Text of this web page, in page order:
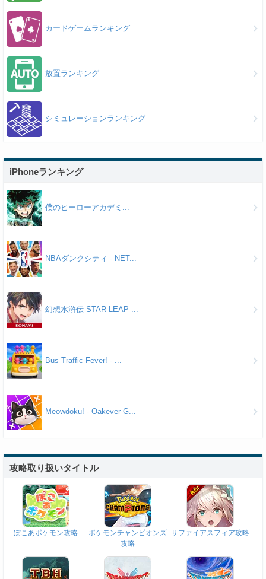
カードゲームランキング
放置ランキング
シミュレーションランキング
iPhoneランキング
僕のヒーローアカデミ...
NBAダンクシティ - NET...
幻想水滸伝 STAR LEAP ...
Bus Traffic Fever! - ...
Meowdoku! - Oakever G...
攻略取り扱いタイトル
ぽこあポケモン攻略
ポケモンチャンピオンズ
攻略
サファイアスフィア攻略